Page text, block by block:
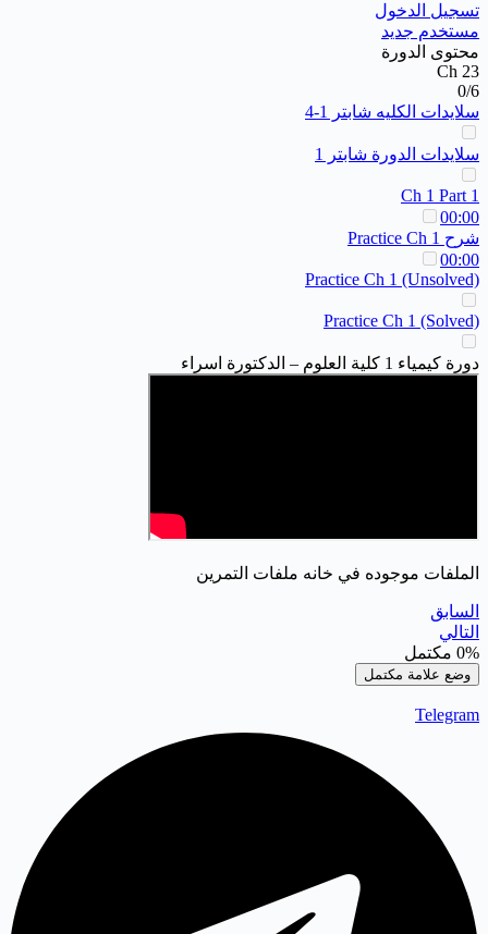
تسجيل الدخول
مستخدم جديد
محتوى الدورة
Ch 23
0/6
سلايدات الكليه شابتر 1-4
سلايدات الدورة شابتر 1
Ch 1 Part 1
00:00
شرح Practice Ch 1
00:00
Practice Ch 1 (Unsolved)
Practice Ch 1 (Solved)
دورة كيمياء 1 كلية العلوم – الدكتورة اسراء
الملفات موجوده في خانه ملفات التمرين
السابق
التالي
0% مكتمل
وضع علامة مكتمل
Telegram